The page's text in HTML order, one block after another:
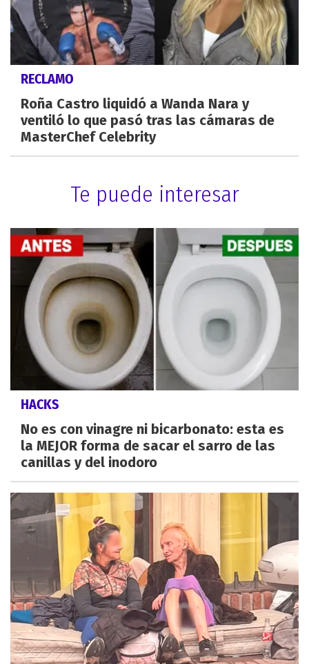
RECLAMO
Roña Castro liquidó a Wanda Nara y
ventiló lo que pasó tras las cámaras de
MasterChef Celebrity
Te puede interesar
HACKS
No es con vinagre ni bicarbonato: esta es
la MEJOR forma de sacar el sarro de las
canillas y del inodoro